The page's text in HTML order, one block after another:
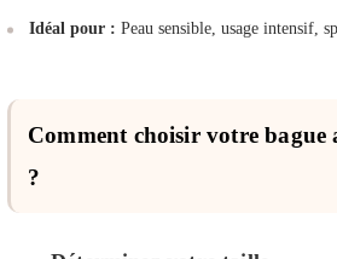
Idéal pour : Peau sensible, usage intensif,
Comment choisir votre bague
?